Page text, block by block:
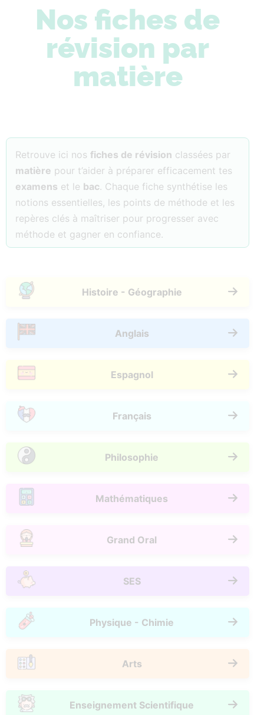
Nos fiches de
révision par
matière
Retrouve ici nos fiches de révision classées par
matière pour t’aider à préparer efficacement tes
examens et le bac. Chaque fiche synthétise les
notions essentielles, les points de méthode et les
repères clés à maîtriser pour progresser avec
méthode et gagner en confiance.
Histoire - Géographie
Anglais
Espagnol
Français
Philosophie
Mathématiques
Grand Oral
SES
Physique - Chimie
Arts
Enseignement Scientifique